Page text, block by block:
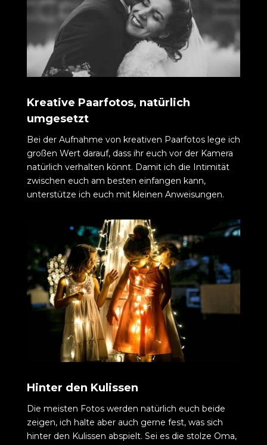
Kreative Paarfotos, natürlich
umgesetzt
Bei der Aufnahme von kreativen Paarfotos lege ich
großen Wert darauf, dass ihr euch vor der Kamera
natürlich verhalten könnt. Damit ich die Intimität
zwischen euch am besten einfangen kann,
unterstütze ich euch mit kleinen Anweisungen.
Hinter den Kulissen
Die meisten Fotos werden natürlich euch beide
zeigen, ich halte aber auch gerne fest, was sich
hinter den Kulissen abspielt. Sei es die stolze Oma,